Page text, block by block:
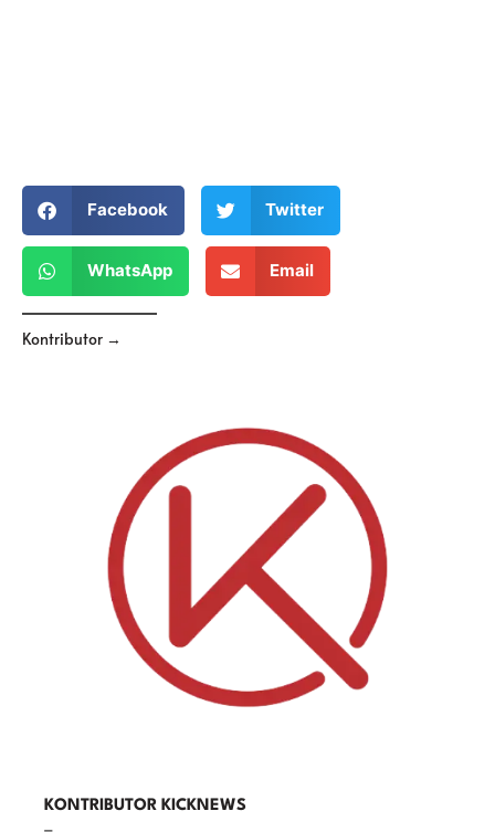
Facebook Twitter
WhatsApp Email
Kontributor →
KONTRIBUTOR KICKNEWS